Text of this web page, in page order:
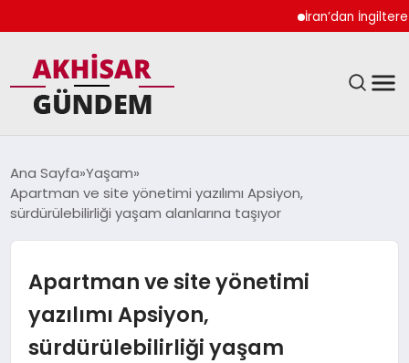
İran’dan İngiltere
DÜNYA
SPOR
TEKNOLOJI
Ana Sayfa Yaşam
Apartman ve site yönetimi yazılımı Apsiyon,
sürdürülebilirliği yaşam alanlarına taşıyor
Apartman ve site yönetimi
yazılımı Apsiyon,
sürdürülebilirliği yaşam